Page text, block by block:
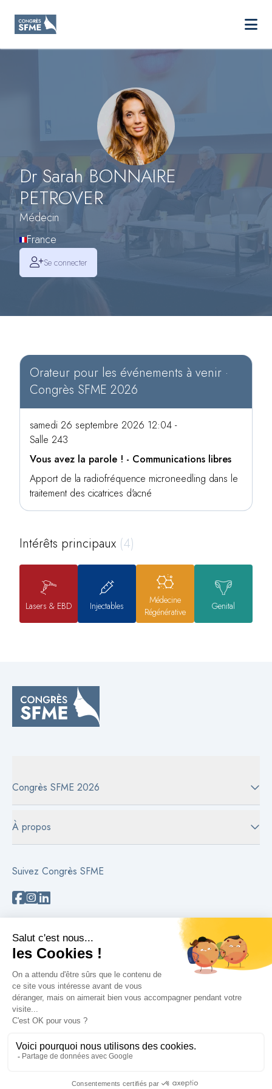
SFME
Dr Sarah BONNAIRE
PETROVER
Médecin
France
Se connecter
Orateur pour les événements à venir ·
Congrès SFME 2026
samedi 26 septembre 2026 12:04 -
Salle 243
Vous avez la parole ! - Communications libres
Apport de la radiofréquence microneedling dans le
traitement des cicatrices d'acné
Intérêts principaux (4)
Lasers & EBD Injectables
Médecine
Régénérative
Genital
Congrès SFME 2026
À propos
Suivez Congrès SFME
Besoin d'aide ?
Contactez-nous
Lire les FAQs
Politique de confidentialité